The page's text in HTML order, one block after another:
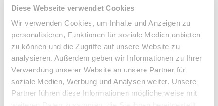
Diese Webseite verwendet Cookies
Wir verwenden Cookies, um Inhalte und Anzeigen zu
personalisieren, Funktionen für soziale Medien anbieten
zu können und die Zugriffe auf unsere Website zu
analysieren. Außerdem geben wir Informationen zu Ihrer
Verwendung unserer Website an unsere Partner für
soziale Medien, Werbung und Analysen weiter. Unsere
Partner führen diese Informationen möglicherweise mit
Arbeitsverhinderung weiterzuzahlen.
Sie sind selbstständig tätig, Beamter oder
beziehen Arbeitslosengeld oder
Grundsicherung.
Gerade sind die Begriffe"Pflegezeit"und
"Familienpflegezeit"gefallen. Aber was hat es